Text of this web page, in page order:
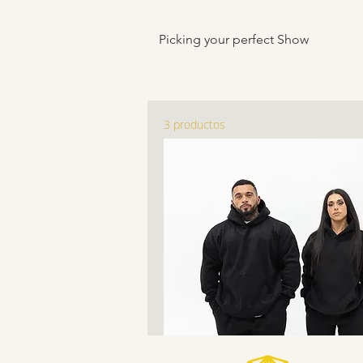
Picking your perfect Show
3 productos